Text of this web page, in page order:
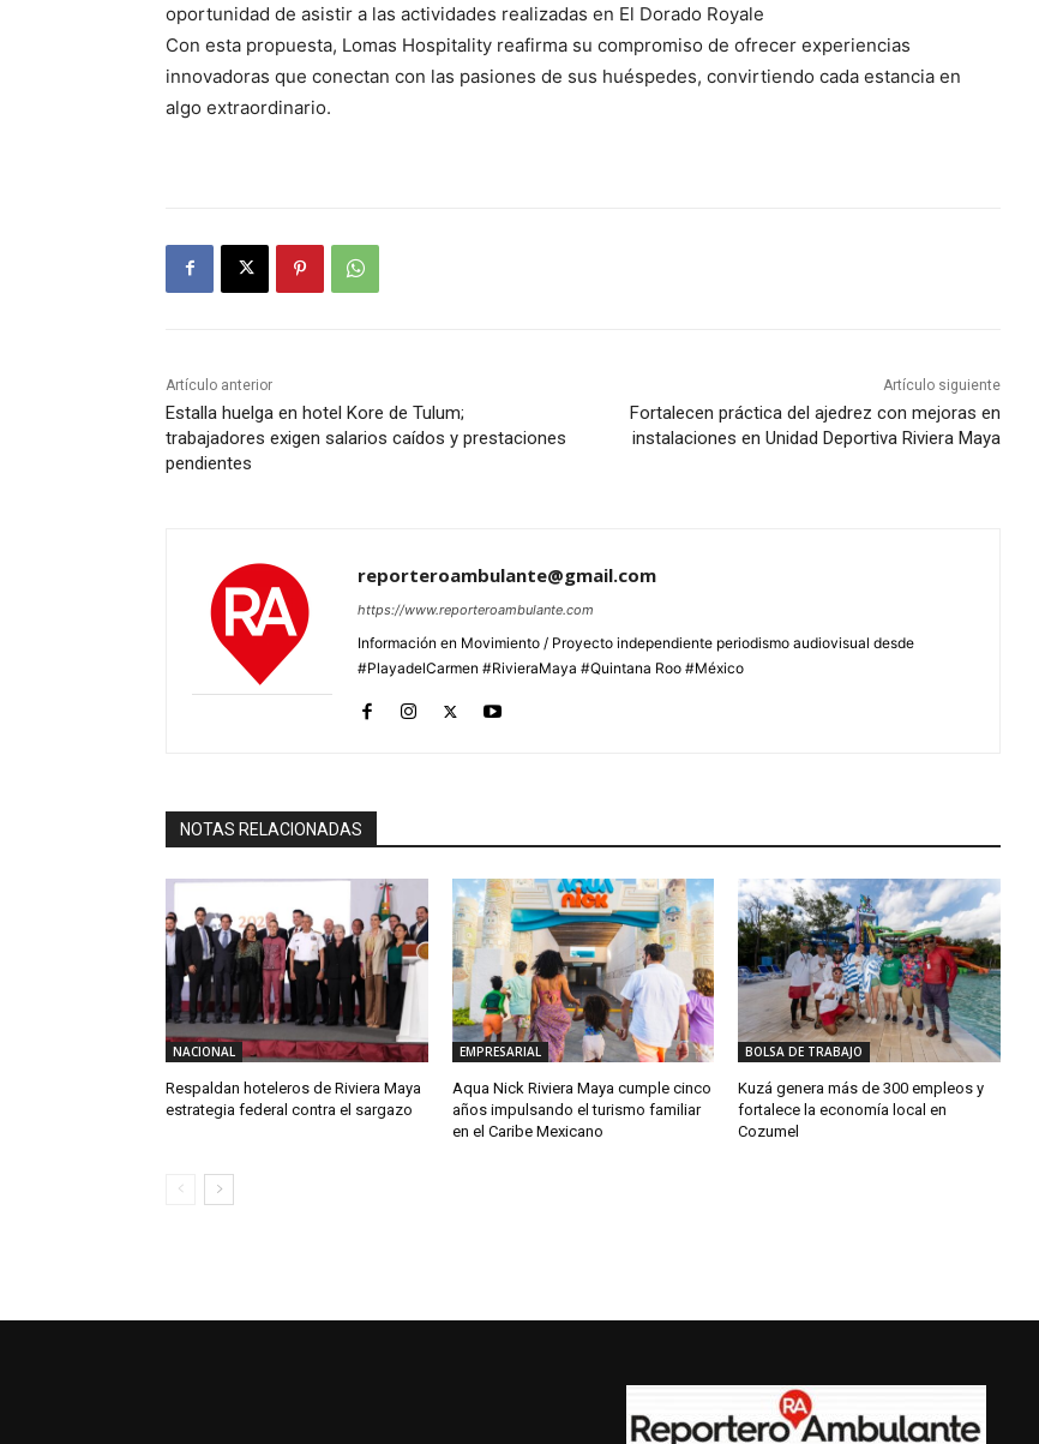
oportunidad de asistir a las actividades realizadas en El Dorado Royale
Con esta propuesta, Lomas Hospitality reafirma su compromiso de ofrecer experiencias
innovadoras que conectan con las pasiones de sus huéspedes, convirtiendo cada estancia en
algo extraordinario.
Artículo anterior
Estalla huelga en hotel Kore de Tulum;
trabajadores exigen salarios caídos y prestaciones
pendientes
Artículo siguiente
Fortalecen práctica del ajedrez con mejoras en
instalaciones en Unidad Deportiva Riviera Maya
reporteroambulante@gmail.com
https://www.reporteroambulante.com
Información en Movimiento / Proyecto independiente periodismo audiovisual desde
#PlayadelCarmen #RivieraMaya #Quintana Roo #México
NOTAS RELACIONADAS
NACIONAL
Respaldan hoteleros de Riviera Maya
estrategia federal contra el sargazo
EMPRESARIAL
Aqua Nick Riviera Maya cumple cinco
años impulsando el turismo familiar
en el Caribe Mexicano
BOLSA DE TRABAJO
Kuzá genera más de 300 empleos y
fortalece la economía local en
Cozumel